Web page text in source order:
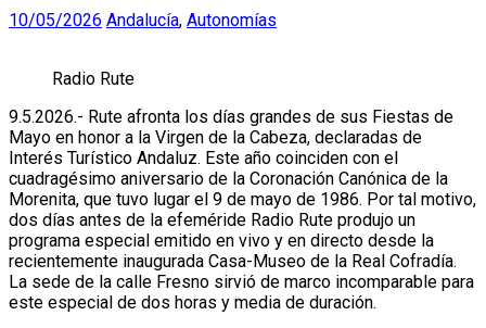
10/05/2026 Andalucía, Autonomías
Radio Rute
9.5.2026.- Rute afronta los días grandes de sus Fiestas de
Mayo en honor a la Virgen de la Cabeza, declaradas de
Interés Turístico Andaluz. Este año coinciden con el
cuadragésimo aniversario de la Coronación Canónica de la
Morenita, que tuvo lugar el 9 de mayo de 1986. Por tal motivo,
dos días antes de la efeméride Radio Rute produjo un
programa especial emitido en vivo y en directo desde la
recientemente inaugurada Casa-Museo de la Real Cofradía.
La sede de la calle Fresno sirvió de marco incomparable para
este especial de dos horas y media de duración.